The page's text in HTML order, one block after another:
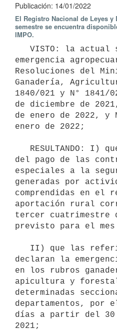
Publicación: 14/01/2022
El Registro Nacional de Leyes y
semestre se encuentra
IMPO.
emergencia
Resoluciones del
Ganadería,
1840/021 y N° 1841/
de diciembre de
de enero de 2022, y
enero de 2022;
del pago de las
especiales a la
generadas por
comprendidas en el
aportación rural
tercer cuatrimestre
previsto para el
declaran la
en los rubros
apicultura y
determinadas
departamentos, por
días a partir del 30
2021;